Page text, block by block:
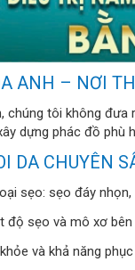
ANH – NƠI
chúng tôi không
dựng phác đồ phù
DA CHUYÊN
sẹo: sẹo đáy
độ sẹo và mô xơ bên
và khả năng